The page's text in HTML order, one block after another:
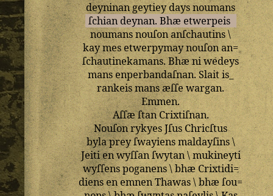
deyninangeytieydaysnoumans
ſchian deynan. Bhæ etwerpeis
noumansnouſonanſchautins\
kaymes etwerpymaynouſonan=
ſchautinekamans.Bhæniwedeys
mans enperbandaſnan.Slait is_
rankeismansæſſe wargan.
Emmen.
AſſæſtanCrixtiſnan.
Nouſonrykyes Jſus Chricſtus
bylapreyſwayiensmaldayſins\
Jeitienwyſſanſwytan\mukineyti
wyſſenspoganens\bhæ Crixtidi=
diensenemnenThawas\bhæſou=